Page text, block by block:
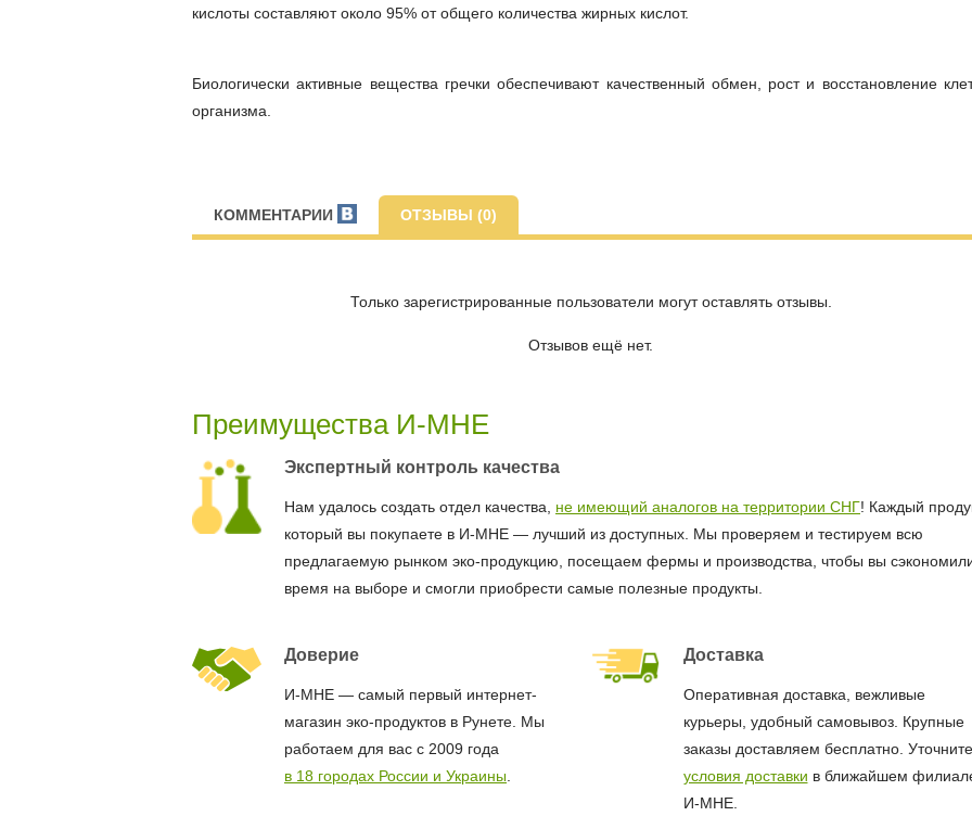
кислоты составляют около 95% от общего количества жирных кислот.
Биологически активные вещества гречки обеспечивают качественный обмен, рост и восстановление
организма.
КОММЕНТАРИИ ОТЗЫВЫ (0)
Только зарегистрированные пользователи могут оставлять отзывы.
Отзывов ещё нет.
Преимущества И-МНЕ
Экспертный контроль качества
Нам удалось создать отдел качества, не имеющий аналогов на территории СНГ! Каждый
который вы покупаете в И-МНЕ — лучший из доступных. Мы проверяем и тестируем всю
предлагаемую рынком эко-продукцию, посещаем фермы и производства, чтобы вы
время на выборе и смогли приобрести самые полезные продукты.
Доверие
И-МНЕ — самый первый интернет-
магазин эко-продуктов в Рунете. Мы
работаем для вас с 2009 года
в 18 городах России и Украины
Доставка
Оперативная доставка, вежливые
курьеры, удобный самовывоз. Крупные
заказы доставляем бесплатно. Уточните
условия доставки в ближайшем
И-МНЕ.